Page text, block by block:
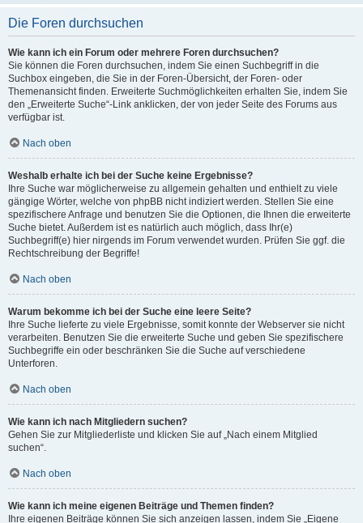
Die Foren durchsuchen
Wie kann ich ein Forum oder mehrere Foren durchsuchen?
Sie können die Foren durchsuchen, indem Sie einen Suchbegriff in die
Suchbox eingeben, die Sie in der Foren-Übersicht, der Foren- oder
Themenansicht finden. Erweiterte Suchmöglichkeiten erhalten Sie, indem Sie
den „Erweiterte Suche“-Link anklicken, der von jeder Seite des Forums aus
verfügbar ist.
Nach oben
Weshalb erhalte ich bei der Suche keine Ergebnisse?
Ihre Suche war möglicherweise zu allgemein gehalten und enthielt zu viele
gängige Wörter, welche von phpBB nicht indiziert werden. Stellen Sie eine
spezifischere Anfrage und benutzen Sie die Optionen, die Ihnen die erweiterte
Suche bietet. Außerdem ist es natürlich auch möglich, dass Ihr(e)
Suchbegriff(e) hier nirgends im Forum verwendet wurden. Prüfen Sie ggf. die
Rechtschreibung der Begriffe!
Nach oben
Warum bekomme ich bei der Suche eine leere Seite?
Ihre Suche lieferte zu viele Ergebnisse, somit konnte der Webserver sie nicht
verarbeiten. Benutzen Sie die erweiterte Suche und geben Sie spezifischere
Suchbegriffe ein oder beschränken Sie die Suche auf verschiedene
Unterforen.
Nach oben
Wie kann ich nach Mitgliedern suchen?
Gehen Sie zur Mitgliederliste und klicken Sie auf „Nach einem Mitglied
suchen“.
Nach oben
Wie kann ich meine eigenen Beiträge und Themen finden?
Ihre eigenen Beiträge können Sie sich anzeigen lassen, indem Sie „Eigene